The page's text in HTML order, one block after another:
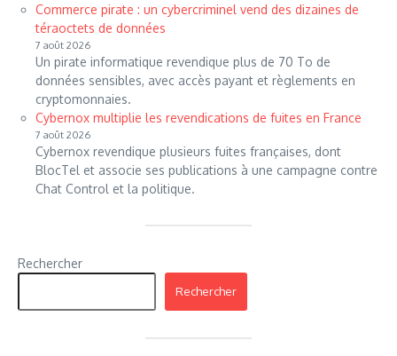
Commerce pirate : un cybercriminel vend des dizaines de
téraoctets de données
7 août 2026
Un pirate informatique revendique plus de 70 To de
données sensibles, avec accès payant et règlements en
cryptomonnaies.
Cybernox multiplie les revendications de fuites en France
7 août 2026
Cybernox revendique plusieurs fuites françaises, dont
BlocTel et associe ses publications à une campagne contre
Chat Control et la politique.
Rechercher
Rechercher